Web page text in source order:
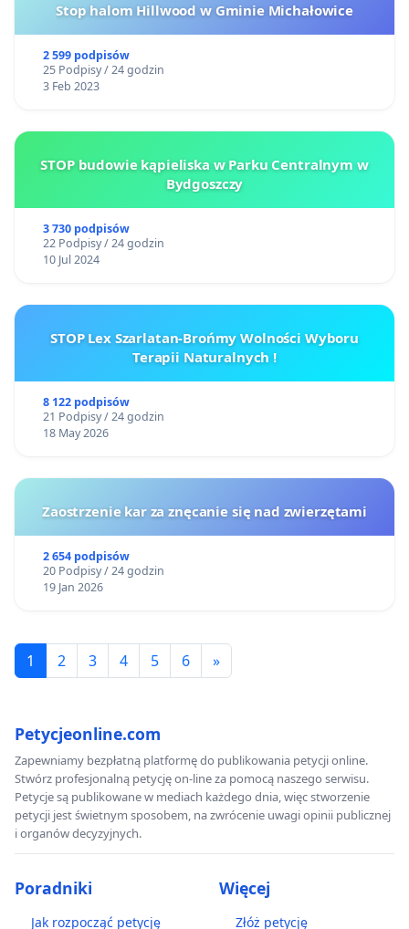
Stop halom Hillwood w Gminie Michałowice
2 599 podpisów
25 Podpisy / 24 godzin
3 Feb 2023
STOP budowie kąpieliska w Parku Centralnym w
Bydgoszczy
3 730 podpisów
22 Podpisy / 24 godzin
10 Jul 2024
STOP Lex Szarlatan-Brońmy Wolności Wyboru
Terapii Naturalnych !
8 122 podpisów
21 Podpisy / 24 godzin
18 May 2026
Zaostrzenie kar za znęcanie się nad zwierzętami
2 654 podpisów
20 Podpisy / 24 godzin
19 Jan 2026
1 2 3 4 5 6 »
Petycjeonline.com
Zapewniamy bezpłatną platformę do publikowania petycji online.
Stwórz profesjonalną petycję on-line za pomocą naszego serwisu.
Petycje są publikowane w mediach każdego dnia, więc stworzenie
petycji jest świetnym sposobem, na zwrócenie uwagi opinii publicznej
i organów decyzyjnych.
Poradniki
Jak rozpocząć petycję
Więcej
Złóż petycję